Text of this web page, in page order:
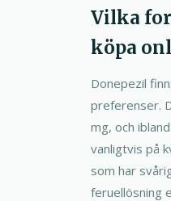
Vilka
köpa
Donepezil
preferenser.
mg, och
vanligtvis på
som har
feruellösning